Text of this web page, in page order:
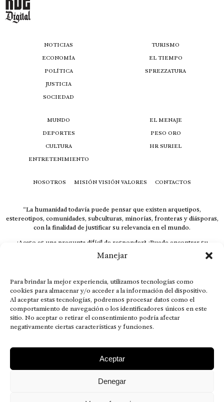
Manejar
Para brindar la mejor experiencia, utilizamos tecnologías como
cookies para almacenar y/o acceder a la información del dispositivo.
Al aceptar estas tecnologías, podremos procesar datos como el
comportamiento de navegación o los identificadores únicos en este
sitio. No aceptar o retirar el consentimiento podría afectar
negativamente ciertas características y funciones.
Aceptar
Denegar
NOTICIAS
ECONOMÍA
POLÍTICA
JUSTICIA
SOCIEDAD
TURISMO
EL TIEMPO
SPREZZATURA
MUNDO
DEPORTES
CULTURA
ENTRETENIMIENTO
EL MENAJE
PESO ORO
HR SURIEL
NOSOTROS MISIÓN VISIÓN VALORES CONTACTOS
“La humanidad todavía puede pensar que existen arquetipos,
estereotipos, comunidades, subculturas, minorías, fronteras y diásporas,
con la finalidad de justificar su relevancia en el mundo.
¿Acaso es una pregunta difícil de responder? ¿Puede encontrar su
respuesta al instante, otorgando al receptor cuestionado espacio y
velocidad suficiente para responder correctamente? De no ser así, el que
El concepto de familia no está limitado exclusivamente a la sangre; seres
que surgen en nuestro diario vivir suelen pesar más que los
emparentados. Más bien, el apego de estas dos versiones de seres
queridos mueve ideales provenientes de sus vivencias.
This is for nuestra gente.” – HRSuriel